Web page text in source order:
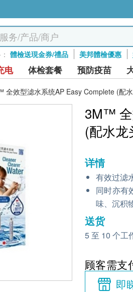
體檢送現金券/禮品 美邦體檢優惠
电 体检套餐 预防疫苗
全效型滤水系统AP Easy Complete (配
3M™ 全
(配水龙
详情
有效过滤
同时亦有
味、沉积
送货
5 至 10 个工
顾客需支
即